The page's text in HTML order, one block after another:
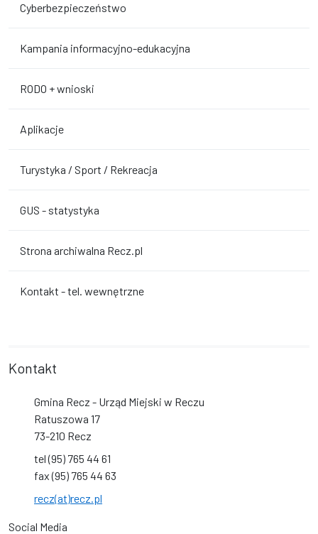
Cyberbezpieczeństwo
Kampania informacyjno-edukacyjna
RODO + wnioski
Aplikacje
Turystyka / Sport / Rekreacja
GUS - statystyka
Strona archiwalna Recz.pl
Kontakt - tel. wewnętrzne
Kontakt
Gmina Recz - Urząd Miejski w Reczu
Ratuszowa 17
73-210 Recz
tel (95) 765 44 61
fax (95) 765 44 63
recz(at)recz.pl
Social Media